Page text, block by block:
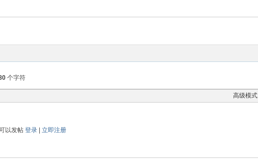
个字符
高级模式
以发帖 登录 立即注册